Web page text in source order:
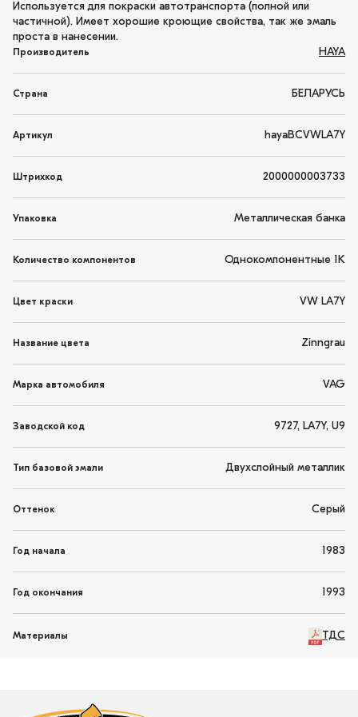
Используется для покраски автотранспорта (полной или
частичной). Имеет хорошие кроющие свойства, так же эмаль
проста в нанесении.
Производитель HAYA
Страна БЕЛАРУСЬ
Артикул hayaBCVWLA7Y
Штрихкод 2000000003733
Упаковка Металлическая банка
Количество компонентов Однокомпонентные 1K
Цвет краски VW LA7Y
Название цвета Zinngrau
Марка автомобиля VAG
Заводской код 9727, LA7Y, U9
Тип базовой эмали Двухслойный металлик
Оттенок Серый
Год начала 1983
Год окончания 1993
Материалы ТДС